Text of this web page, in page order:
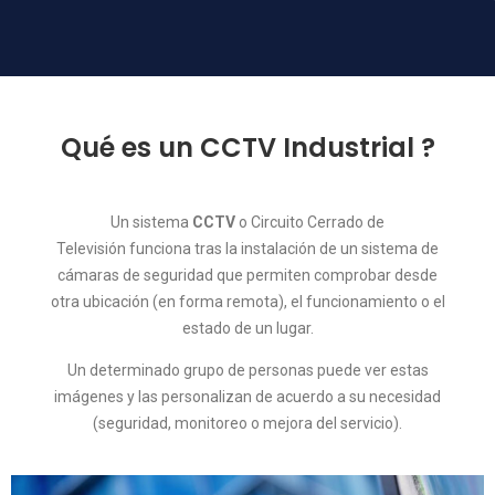
Qué es un CCTV Industrial ?
Un sistema CCTV o Circuito Cerrado de
Televisión funciona tras la instalación de un sistema de
cámaras de seguridad que permiten comprobar desde
otra ubicación (en forma remota), el funcionamiento o el
estado de un lugar.
Un determinado grupo de personas puede ver estas
imágenes y las personalizan de acuerdo a su necesidad
(seguridad, monitoreo o mejora del servicio).